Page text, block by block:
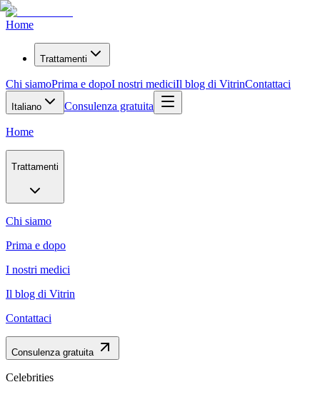
Home
Trattamenti
Chi siamoPrima e dopoI nostri mediciIl blog di VitrinContattaci
Italiano Consulenza gratuita
Home
Trattamenti
Chi siamo
Prima e dopo
I nostri medici
Il blog di Vitrin
Contattaci
Consulenza gratuita
Celebrities